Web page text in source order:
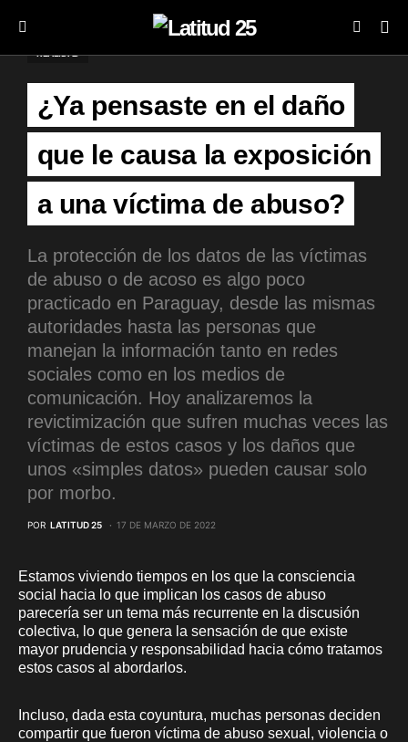
REALIDAD
¿Ya pensaste en el daño
que le causa la exposición
a una víctima de abuso?
La protección de los datos de las víctimas
de abuso o de acoso es algo poco
practicado en Paraguay, desde las mismas
autoridades hasta las personas que
manejan la información tanto en redes
sociales como en los medios de
comunicación. Hoy analizaremos la
revictimización que sufren muchas veces las
víctimas de estos casos y los daños que
unos «simples datos» pueden causar solo
por morbo.
POR LATITUD 25 17 DE MARZO DE 2022
Estamos viviendo tiempos en los que la consciencia
social hacia lo que implican los casos de abuso
parecería ser un tema más recurrente en la discusión
colectiva, lo que genera la sensación de que existe
mayor prudencia y responsabilidad hacia cómo tratamos
estos casos al abordarlos.
Incluso, dada esta coyuntura, muchas personas deciden
compartir que fueron víctima de abuso sexual, violencia o